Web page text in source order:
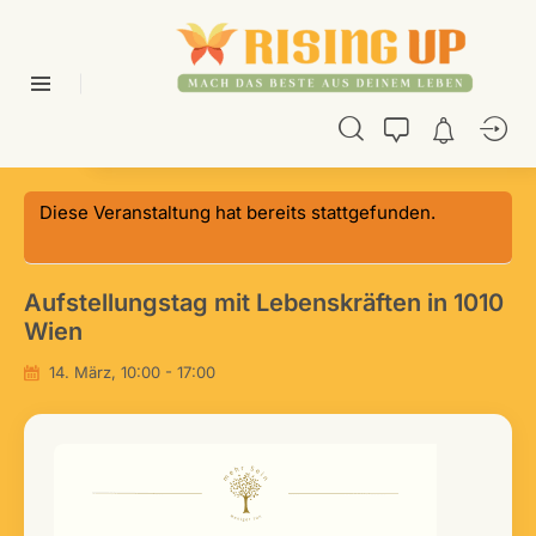
Diese Veranstaltung hat bereits stattgefunden.
Aufstellungstag mit Lebenskräften in 1010
Wien
14. März, 10:00 - 17:00